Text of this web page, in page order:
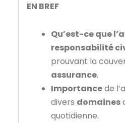
EN BREF
Qu’est-ce que
responsabilité
prouvant la
assurance.
Importancede
divers domaines
quotidienne.